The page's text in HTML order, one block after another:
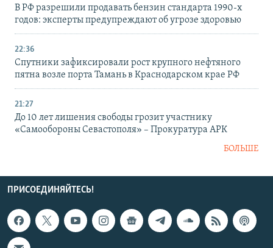
В РФ разрешили продавать бензин стандарта 1990-х
годов: эксперты предупреждают об угрозе здоровью
22:36
Спутники зафиксировали рост крупного нефтяного
пятна возле порта Тамань в Краснодарском крае РФ
21:27
До 10 лет лишения свободы грозит участнику
«Самообороны Севастополя» – Прокуратура АРК
БОЛЬШЕ
ПРИСОЕДИНЯЙТЕСЬ!